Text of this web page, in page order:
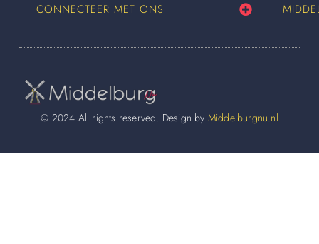
CONNECTEER MET ONS
© 2024 All rights reserved. Design by Middelburgnu.nl